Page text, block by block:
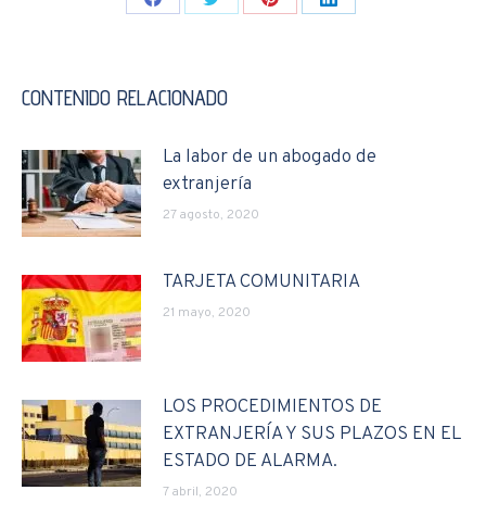
Share Share Share Share
CONTENIDO RELACIONADO
La labor de un abogado de
extranjería
27 agosto, 2020
TARJETA COMUNITARIA
21 mayo, 2020
LOS PROCEDIMIENTOS DE
EXTRANJERÍA Y SUS PLAZOS EN EL
ESTADO DE ALARMA.
7 abril, 2020